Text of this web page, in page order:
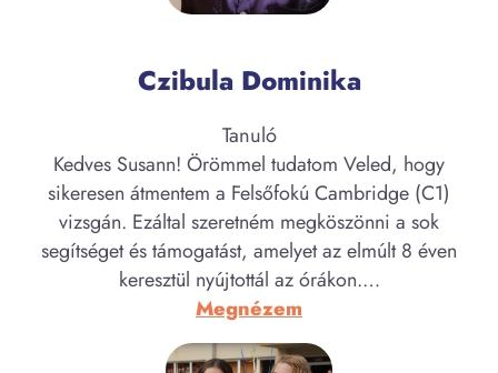
Czibula Dominika
Tanuló
Kedves Susann! Örömmel tudatom Veled, hogy
sikeresen átmentem a Felsőfokú Cambridge (C1)
vizsgán. Ezáltal szeretném megköszönni a sok
segítséget és támogatást, amelyet az elmúlt 8 éven
keresztül nyújtottál az órákon.…
Megnézem
Czibula
Dominika